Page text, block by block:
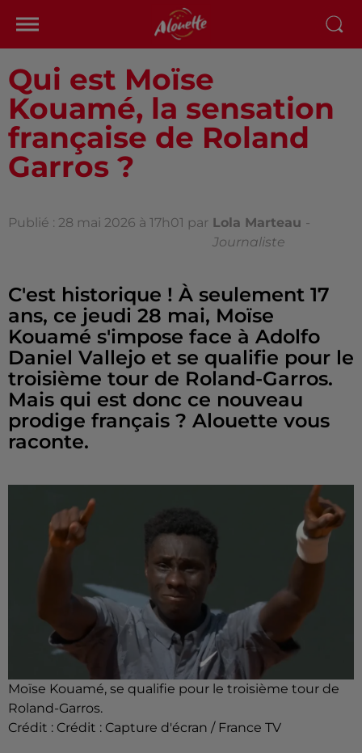
Qui est Moïse
Kouamé, la sensation
française de Roland
Garros ?
Publié : 28 mai 2026 à 17h01 par Lola Marteau -
Journaliste
C'est historique ! À seulement 17
ans, ce jeudi 28 mai, Moïse
Kouamé s'impose face à Adolfo
Daniel Vallejo et se qualifie pour le
troisième tour de Roland-Garros.
Mais qui est donc ce nouveau
prodige français ? Alouette vous
raconte.
Moïse Kouamé, se qualifie pour le troisième tour de
Roland-Garros.
Crédit : Crédit : Capture d'écran / France TV